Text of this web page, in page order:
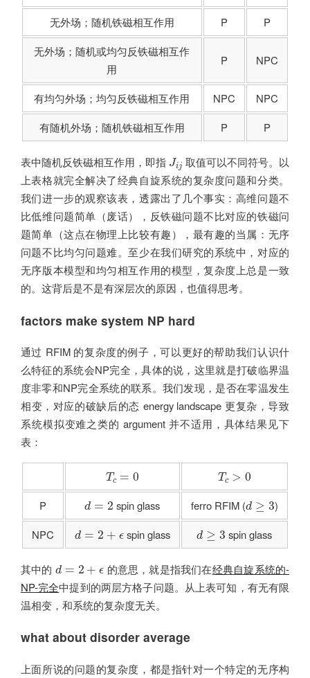
无外场；随机铁磁相互作用 P
P
无外场；随机或均匀反铁磁相互作
用
P NPC
有均匀外场；均匀反铁磁相互作用 NPC
NPC
有随机外场；随机铁磁相互作用
P P
表中随机反铁磁相互作用，即指 Jij
Jij 取值可以不同符号。以
上表格就完全解决了经典自旋系统的复杂度问题和分类。
我们进一步的观察该表，透露出了几个事实：高维问题不
比低维问题简单（废话），反铁磁问题不比对应的铁磁问
题简单（这点在物理上比较有趣），最有趣的当属：无序
问题不比均匀问题难。至少在我们研究的系统中，对应的
无序版本模型和均匀相互作用的模型，复杂度上总是一致
的。这背后是不是有深层次的原因，也值得思考。
factors make system NP hard
通过 RFIM 的复杂度的例子，可以更好的帮助我们认识什
么特征的系统会NP完全，具体的说，这里就是打破临界温
度非零和NP完全系统的联系。我们发现，是否在零温发生
相变，对应的破缺后的态 energy landscape 更复杂，导致
系统模拟变难之类的 argument 并不适用，具体结果见下
表：
Tc = 0
Tc =0 Tc > 0
Tc >0
P d = 2
d =2 spin glass ferro RFIM (d ≥ 3
d ≥3
)
NPC
d = 2 + ϵ
d =2 +ϵ spin glass d ≥ 3
d ≥3 spin glass
其中的 d = 2 + ϵ
d =2 +ϵ 的意思，就是指我们在经典自旋系统的-
NP-完全中提到的两层方格子问题。从上表可知，有无有限
温相变，和系统的复杂度无关。
what about disorder average
上面所说的问题的复杂度，都是指针对一个特定的无序构